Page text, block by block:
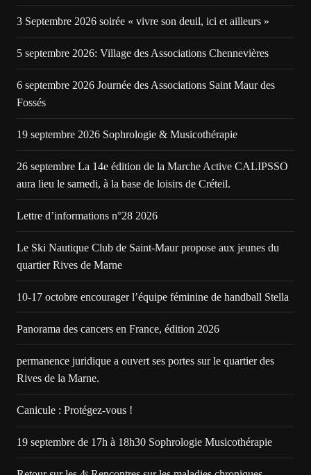
3 Septembre 2026 soirée « vivre son deuil, ici et ailleurs »
5 septembre 2026: Village des Associations Chennevières
6 septembre 2026 Journée des Associations Saint Maur des
Fossés
19 septembre 2026 Sophrologie & Musicothérapie
26 septembre La 14e édition de la Marche Active CALIPSSO
aura lieu le samedi, à la base de loisirs de Créteil.
Lettre d’informations n°28 2026
Le Ski Nautique Club de Saint-Maur propose aux jeunes du
quartier Rives de Marne
10-17 octobre encourager l’équipe féminine de handball Stella
Panorama des cancers en France, édition 2026
permanence juridique a ouvert ses portes sur le quartier des
Rives de la Marne.
Canicule : Protégez-vous !
19 septembre de 17h à 18h30 Sophrologie Musicothérapie